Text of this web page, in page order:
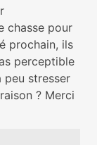
chasse pour
prochain, ils
perceptible
peu stresser
? Merci